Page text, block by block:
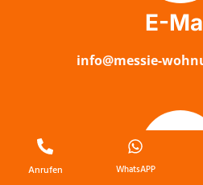
E-
info@messie-
Anrufen WhatsAPP